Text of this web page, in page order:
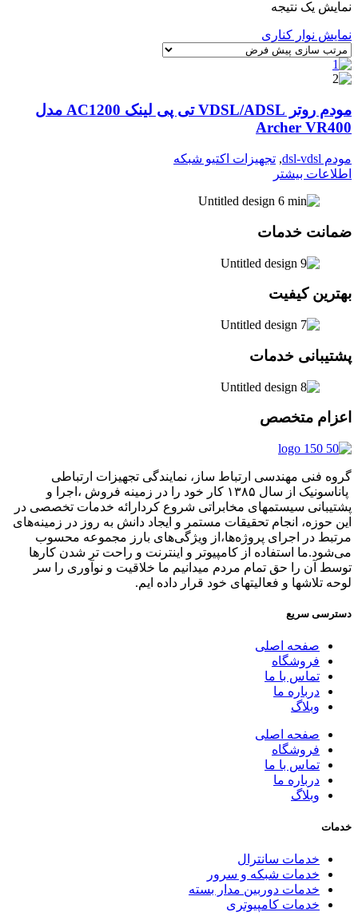
نمایش یک نتیجه
نمایش نوار کناری
مودم روتر VDSL/ADSL تی پی لینک AC1200 مدل
Archer VR400
مودم dsl-vdsl , تجهیزات اکتیو شبکه
اطلاعات بیشتر
ضمانت خدمات
بهترین کیفیت
پشتیبانی خدمات
اعزام متخصص
گروه فنی مهندسی ارتباط ساز، نمایندگی تجهیزات ارتباطی
پاناسونیک از سال ۱۳۸۵ کار خود را در زمینه فروش ،اجرا و
پشتیبانی سیستمهای مخابراتی شروع کردارائه خدمات تخصصی در
این حوزه، انجام تحقیقات مستمر و ایجاد دانش به‌ روز در زمینه‌های
مرتبط در اجرای پروژه‌ها،از ویژگی‌های بارز مجموعه محسوب
می‌شود.ما استفاده از کامپیوتر و اینترنت و راحت تر شدن کارها
توسط آن را حق تمام مردم میدانیم ما خلاقیت و نوآوری را سر
لوحه تلاشها و فعالیتهای خود قرار داده ایم.
دسترسی سریع
صفحه اصلی
فروشگاه
تماس با ما
درباره ما
وبلاگ
صفحه اصلی
فروشگاه
تماس با ما
درباره ما
وبلاگ
خدمات
خدمات سانترال
خدمات شبکه و سرور
خدمات دوربین مدار بسته
خدمات کامپیوتری